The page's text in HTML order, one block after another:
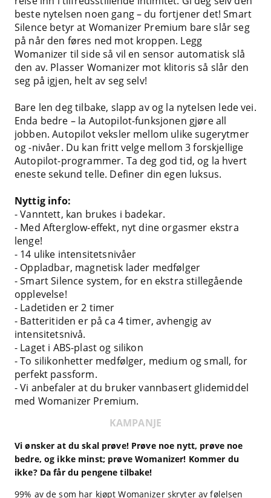
beste nytelsen noen gang – du fortjener det! Smart
Silence betyr at Womanizer Premium bare slår seg
på når den føres ned mot kroppen. Legg
Womanizer til side så vil en sensor automatisk slå
den av. Plasser Womanizer mot klitoris så slår den
seg på igjen, helt av seg selv!
Bare len deg tilbake, slapp av og la nytelsen lede vei.
Enda bedre – la Autopilot-funksjonen gjøre all
jobben. Autopilot veksler mellom ulike sugerytmer
og -nivåer. Du kan fritt velge mellom 3 forskjellige
Autopilot-programmer. Ta deg god tid, og la hvert
eneste sekund telle. Definer din egen luksus.
Nyttig info:
- Vanntett, kan brukes i badekar.
- Med Afterglow-effekt, nyt dine orgasmer ekstra
lenge!
- 14 ulike intensitetsnivåer
- Oppladbar, magnetisk lader medfølger
- Smart Silence system, for en ekstra stillegående
opplevelse!
- Ladetiden er 2 timer
- Batteritiden er på ca 4 timer, avhengig av
intensitetsnivå.
- Laget i ABS-plast og silikon
- To silikonhetter medfølger, medium og small, for
perfekt passform.
- Vi anbefaler at du bruker vannbasert glidemiddel
med Womanizer Premium.
KAMPANJE
Vi ønsker at du skal prøve! Prøve noe nytt, prøve noe
bedre, og ikke minst; prøve Womanizer! Kommer du
ikke? Da får du pengene tilbake!
99% av de som har kjøpt Womanizer skryter av følelsen